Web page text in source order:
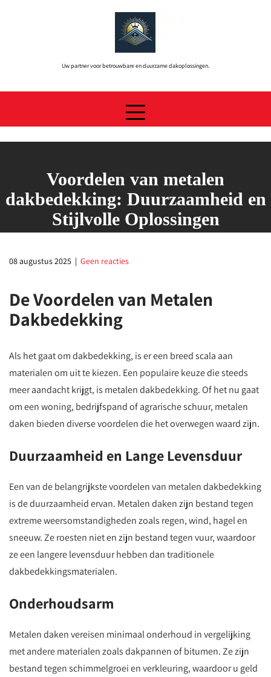
Uw partner voor betrouwbare en duurzame dakoplossingen.
Voordelen van metalen
dakbedekking: Duurzaamheid en
Stijlvolle Oplossingen
08 augustus 2025 | Geen reacties
De Voordelen van Metalen
Dakbedekking
Als het gaat om dakbedekking, is er een breed scala aan
materialen om uit te kiezen. Een populaire keuze die steeds
meer aandacht krijgt, is metalen dakbedekking. Of het nu gaat
om een woning, bedrijfspand of agrarische schuur, metalen
daken bieden diverse voordelen die het overwegen waard zijn.
Duurzaamheid en Lange Levensduur
Een van de belangrijkste voordelen van metalen dakbedekking
is de duurzaamheid ervan. Metalen daken zijn bestand tegen
extreme weersomstandigheden zoals regen, wind, hagel en
sneeuw. Ze roesten niet en zijn bestand tegen vuur, waardoor
ze een langere levensduur hebben dan traditionele
dakbedekkingsmaterialen.
Onderhoudsarm
Metalen daken vereisen minimaal onderhoud in vergelijking
met andere materialen zoals dakpannen of bitumen. Ze zijn
bestand tegen schimmelgroei en verkleuring, waardoor u geld